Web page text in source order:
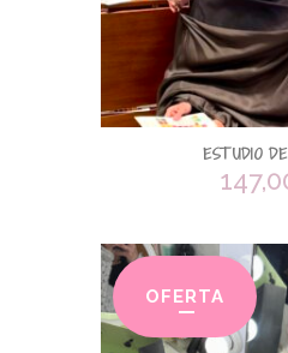
ESTUDIO
OFERTA